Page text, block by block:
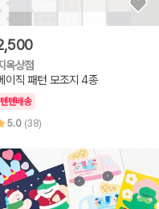
옥상점
이직 패턴 모조지 4종
텐텐배송
5.0 (38)